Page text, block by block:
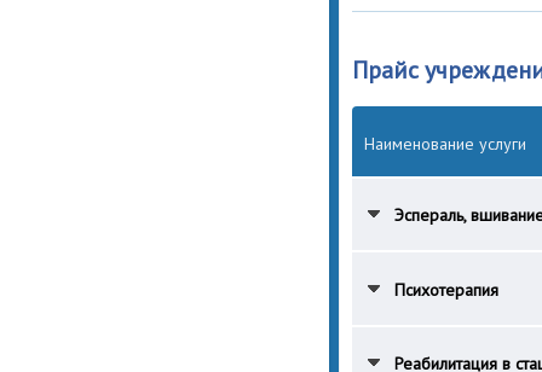
Дальнейшее лечение
проведет подшивку
Далее проводится
назначении пациенту
схеме:
Прайс
Наименование услуги
Эспераль,
Психотерапия
Реабилитация в